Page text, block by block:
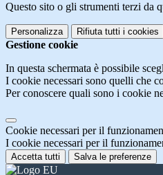
Questo sito o gli strumenti terzi da
Personalizza Rifiuta tutti i cookies
Gestione cookie
In questa schermata è possibile
I cookie necessari sono quelli che
Per conoscere quali sono i cookie
Cookie necessari per il
I cookie necessari per il
Accetta tutti Salva le preferenze